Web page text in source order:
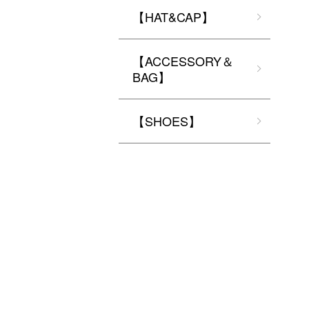
【HAT&CAP】
【ACCESSORY＆
BAG】
【SHOES】